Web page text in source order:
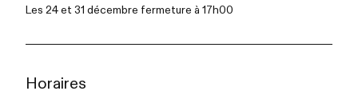
Les 24 et 31 décembre fermeture à 17h00
Horaires